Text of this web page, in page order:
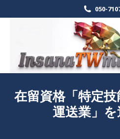
050-
在留資格「特定
運送業」